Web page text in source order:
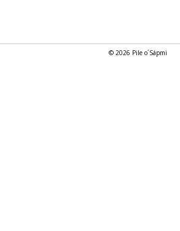
© 2026 Pile o´Sápmi